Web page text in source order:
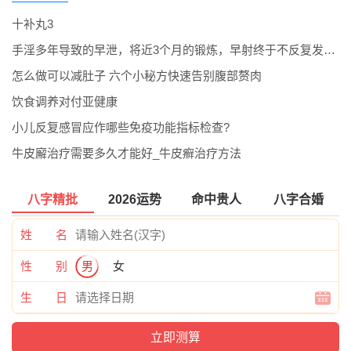
十补丸3
手淫多年导致的早泄，将近3个月的锻炼，早射终于不反复发作了。
怎么做可以减肚子 六个小秘方快速告别腹部赘肉
饮食调养对付亚健康
小儿反复感冒应作哪些免疫功能指标检查?
牛皮廨治疗需要多久才能好_牛皮癣治疗方法
八字精批 2026运势 命中贵人 八字合婚
姓 名
性 别 男 女
生 日